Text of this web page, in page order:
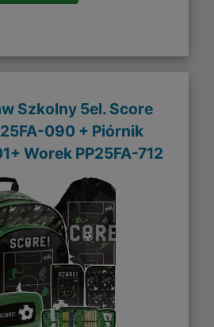
Szkolny 5el. Score
090 + Piórnik
Worek PP25FA-712